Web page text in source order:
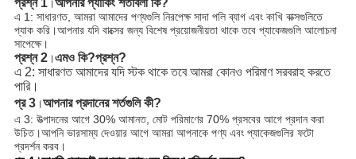
প্রশ্ন 1।আপনার প্যাকিং শর্তাবলী কি?
এ 1: সাধারণত, আমরা আমাদের পণ্যগুলি নিরপেক্ষ সাদা পলি ব্যাগ এবং কাখি বাক্সগুলিতে
প্যাক করি।আপনার যদি বাক্সের জন্য বিশেষ প্রয়োজনীয়তা থাকে তবে প্যাকেজগুলি আলোচনা
সাপেক্ষে।
প্রশ্ন 2।এমও কি?প্রশ্ন?
এ 2: সাধারণত আমাদের যদি স্টক থাকে তবে আমরা কোনও পরিমাণ সরবরাহ করতে
পারি।
প্র 3।আপনার প্রদানের শর্তগুলি কী?
এ 3: উত্পাদনের আগে 30% আমানত, মোট পরিমাণের 70% প্রসবের আগে প্রদান করা
উচিত।আপনি ভারসাম্য দেওয়ার আগে আমরা আপনাকে পণ্য এবং প্যাকেজগুলির ফটো
প্রদর্শন করব।